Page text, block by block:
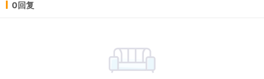
0回复